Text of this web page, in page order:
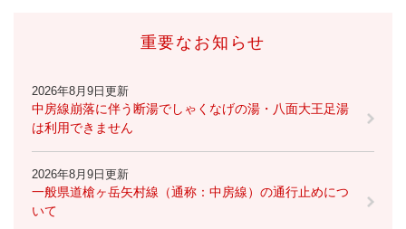
重要なお知らせ
2026年8月9日更新
中房線崩落に伴う断湯でしゃくなげの湯・八面大王足湯
は利用できません
2026年8月9日更新
一般県道槍ヶ岳矢村線（通称：中房線）の通行止めにつ
いて